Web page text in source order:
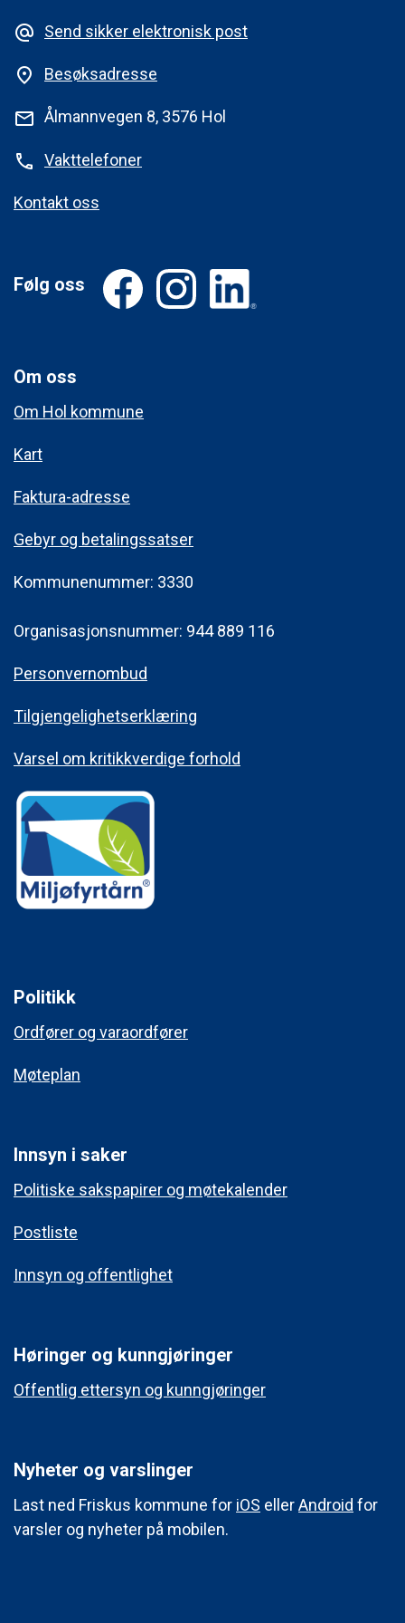
alternate_email Send sikker elektronisk post
place Besøksadresse
mail Ålmannvegen 8, 3576 Hol
phone Vakttelefoner
Kontakt oss
Følg oss
Om oss
Om Hol kommune
Kart
Faktura-adresse
Gebyr og betalingssatser
Kommunenummer: 3330
Organisasjonsnummer: 944 889 116
Personvernombud
Tilgjengelighetserklæring
Varsel om kritikkverdige forhold
Politikk
Ordfører og varaordfører
Møteplan
Innsyn i saker
Politiske sakspapirer og møtekalender
Postliste
Innsyn og offentlighet
Høringer og kunngjøringer
Offentlig ettersyn og kunngjøringer
Nyheter og varslinger
Last ned Friskus kommune for iOS ellerAndroid for
varsler og nyheter på mobilen.